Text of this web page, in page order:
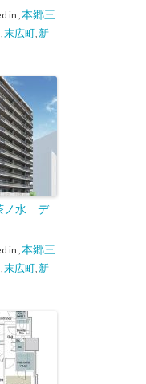
in 本郷三
末広町 新
ノ水 デ
in 本郷三
末広町 新